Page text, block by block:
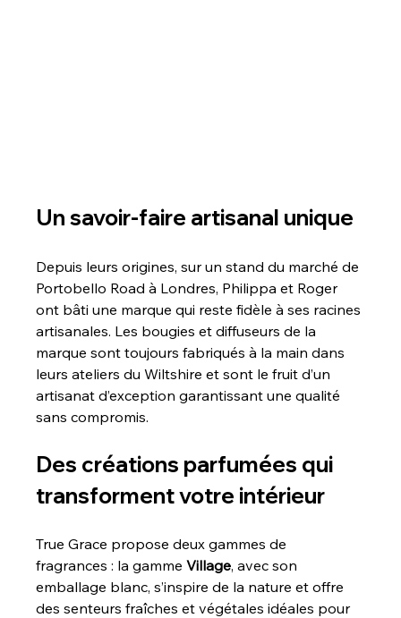
Un savoir-faire artisanal unique
Depuis leurs origines, sur un stand du marché de
Portobello Road à Londres, Philippa et Roger
ont bâti une marque qui reste fidèle à ses racines
artisanales. Les bougies et diffuseurs de la
marque sont toujours fabriqués à la main dans
leurs ateliers du Wiltshire et sont le fruit d’un
artisanat d’exception garantissant une qualité
sans compromis.
Des créations parfumées qui
transforment votre intérieur
True Grace propose deux gammes de
fragrances : la gamme Village, avec son
emballage blanc, s’inspire de la nature et offre
des senteurs fraîches et végétales idéales pour